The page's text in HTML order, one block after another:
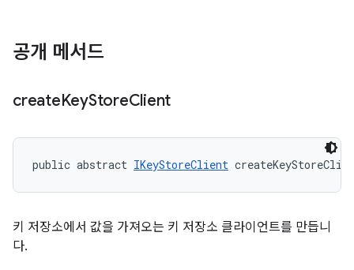
공개 메서드
createKeyStoreClient
public abstract IKeyStoreClient
키 저장소에서 값을 가져오는 키 저장소 클라이언트를 만듭니
다.